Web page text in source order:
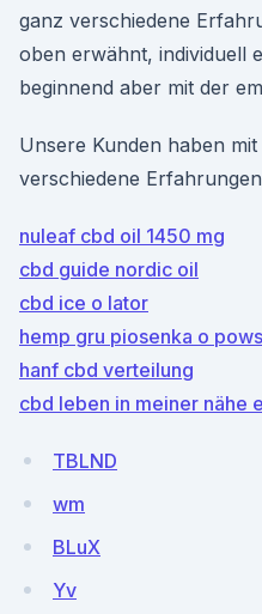
ganz verschiedene
oben erwähnt, individuell
beginnend aber mit der
Unsere Kunden haben
verschiedene
nuleaf cbd oil 1450 mg
cbd guide nordic oil
cbd ice o lator
hemp gru piosenka o
hanf cbd verteilung
cbd leben in meiner nähe
TBLND
wm
BLuX
Yv